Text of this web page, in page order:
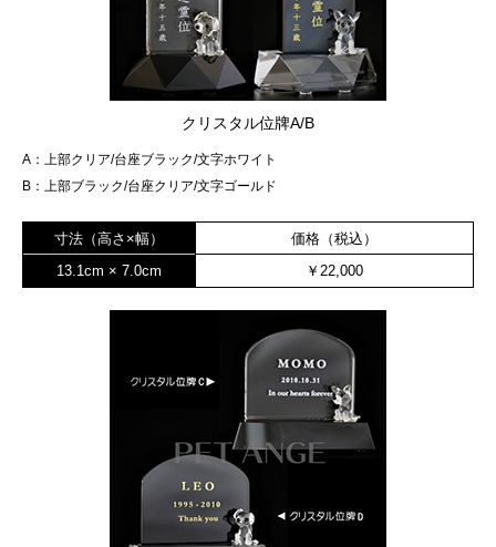
クリスタル位牌A/B
A：上部クリア/台座ブラック/文字ホワイト
B：上部ブラック/台座クリア/文字ゴールド
寸法（高さ×幅）
価格（税込）
13.1cm × 7.0cm
￥22,000